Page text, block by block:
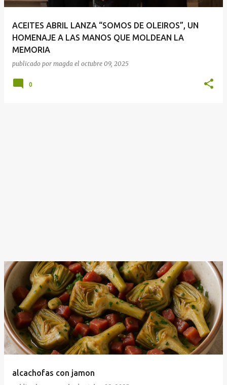
ACEITES ABRIL LANZA “SOMOS DE OLEIROS”, UN
HOMENAJE A LAS MANOS QUE MOLDEAN LA
MEMORIA
publicado por magda el octubre 09, 2025
0
alcachofas con jamon